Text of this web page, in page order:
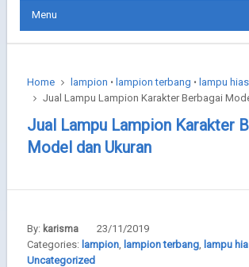
Menu
Home lampion • lampion terbang • lampu hias
Jual Lampu Lampion Karakter Berbagai
Jual Lampu Lampion Karakter
Model dan Ukuran
By: karisma
23/11/2019
Categories: lampion, lampion terbang, lampu
Uncategorized